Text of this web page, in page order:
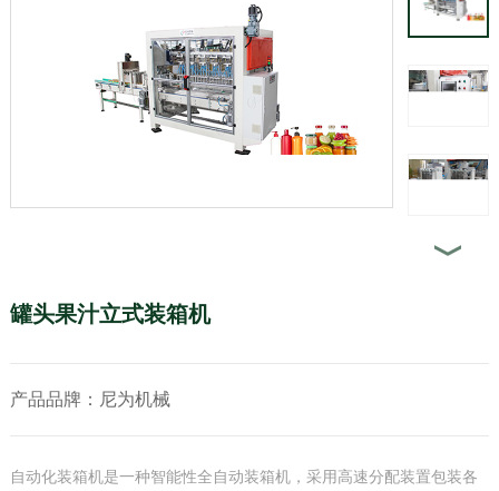
罐头果汁立式装箱机
产品品牌：尼为机械
自动化装箱机是一种智能性全自动装箱机，采用高速分配装置包装各